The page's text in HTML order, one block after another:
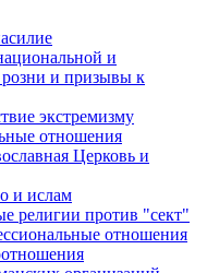
и
розни и призывы к
экстремизму
отношения
Церковь и
и ислам
религии против "сект"
отношения